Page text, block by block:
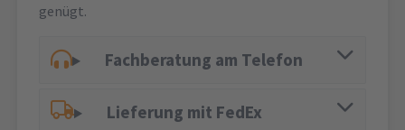
genügt.
Fachberatung am Telefon
Lieferung mit FedEx